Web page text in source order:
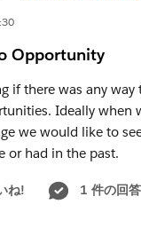
Opportunity
if there was any
Ideally when
we would like to
or had in the past.
ね! 1 件の回答